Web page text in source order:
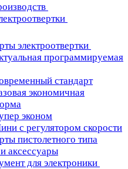
электроотвертки
программируемая
стандарт
экономичная
эконом
с регулятором скорости
пистолетного типа
аксессуары
для электроники